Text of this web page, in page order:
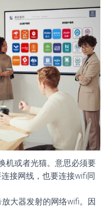
机或者光猫。意思必须要
接网线，也要连接wifi同
大器发射的网络wifi。因